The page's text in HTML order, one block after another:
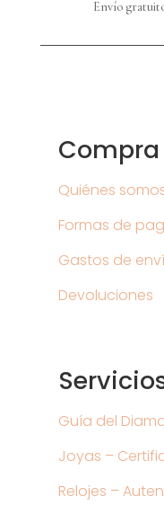
Envío
Quiénes
Formas de
Gastos de
Devoluciones
Guía del
Joyas –
Relojes –